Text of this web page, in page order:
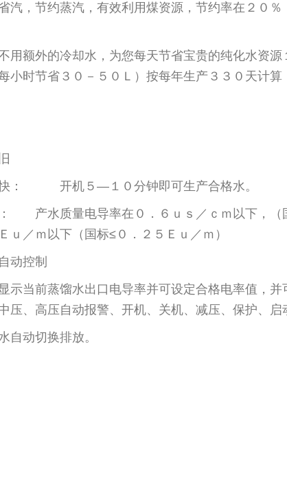
汽，节约蒸汽，有效利用煤资源，节约率在２
额外的冷却水，为您每天节省宝贵的纯化水资源
小时节省３０－５０Ｌ）按每年生产３３０天计
开机５—１０分钟即可生产合格水。
高： 产水质量电导率在０．６ｕｓ／ｃ
ｕ／ｍ以下（国标≤０．２５Ｅｕ／ｍ）
动控制
示当前蒸馏水出口电导率并可设定合格电率值，
压、高压自动报警、开机、关机、减压、保护、启
自动切换排放。